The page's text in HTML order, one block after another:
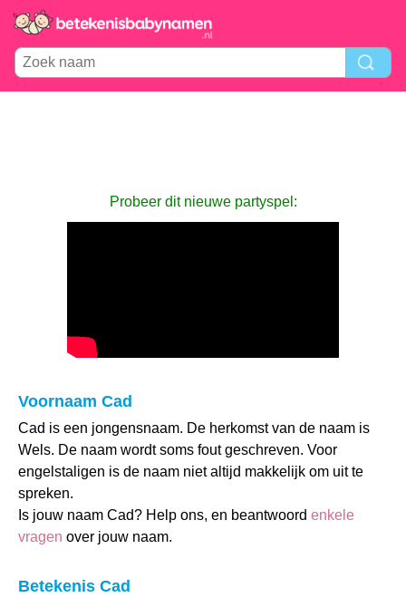
Probeer dit nieuwe partyspel:
Voornaam Cad
Cad is een jongensnaam. De herkomst van de naam is
Wels. De naam wordt soms fout geschreven. Voor
engelstaligen is de naam niet altijd makkelijk om uit te
spreken.
Is jouw naam Cad? Help ons, en beantwoord enkele
vragen over jouw naam.
Betekenis Cad